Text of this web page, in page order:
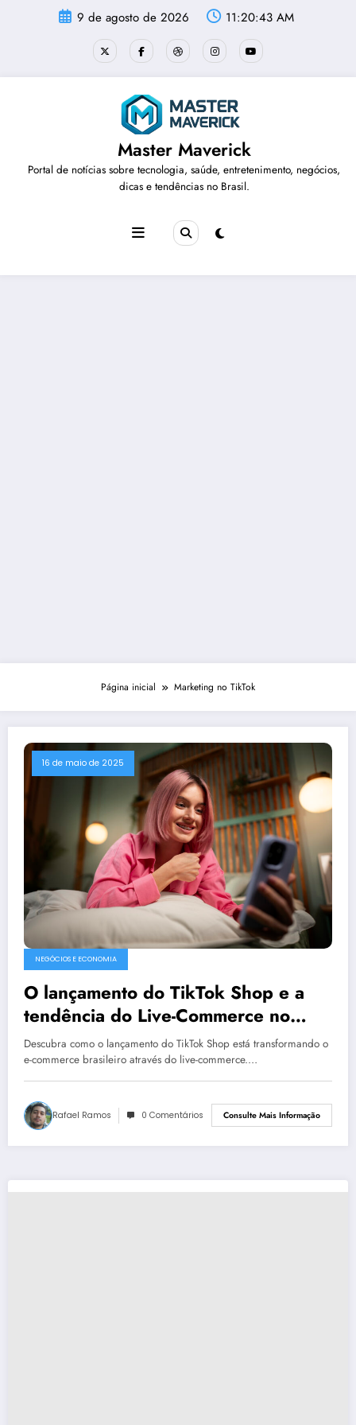
9 de agosto de 2026 11:20:43 AM
Master Maverick
Portal de notícias sobre tecnologia, saúde, entretenimento, negócios,
dicas e tendências no Brasil.
Página inicial Marketing no TikTok
16 de maio de 2025
NEGÓCIOS E ECONOMIA
O lançamento do TikTok Shop e a
tendência do Live-Commerce no
Brasil
Descubra como o lançamento do TikTok Shop está transformando o
e-commerce brasileiro através do live-commerce.…
Rafael Ramos 0 Comentários Consulte Mais Informação